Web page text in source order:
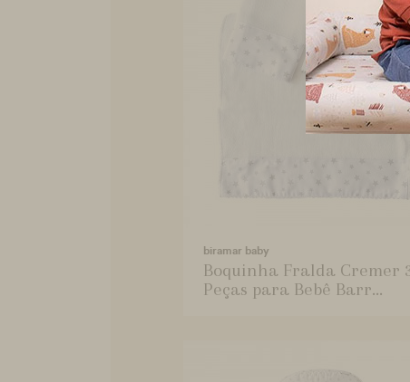
biramar baby
Boquinha Fralda Cremer
Peças para Bebê Barr...